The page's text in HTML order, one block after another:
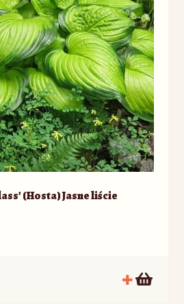
(Hosta) Jasne liście